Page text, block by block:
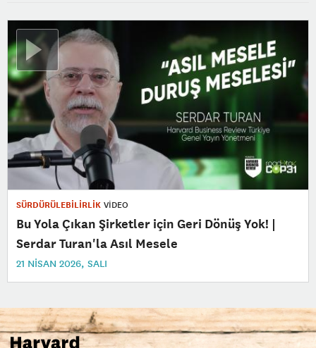
SÜRDÜRÜLEBİLİRLİK VİDEO
Bu Yola Çıkan Şirketler için Geri Dönüş Yok! |
Serdar Turan'la Asıl Mesele
21 NISAN 2026, SALI